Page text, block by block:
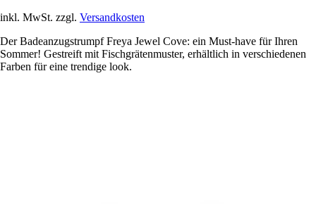
inkl. MwSt. zzgl. Versandkosten
Der Badeanzugstrumpf Freya Jewel Cove: ein Must-have für Ihren
Sommer! Gestreift mit Fischgrätenmuster, erhältlich in verschiedenen
Farben für eine trendige look.